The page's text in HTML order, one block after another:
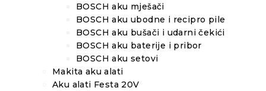
BOSCH aku mješači
BOSCH aku ubodne i recipro pile
BOSCH aku bušači i udarni čekići
BOSCH aku baterije i pribor
BOSCH aku setovi
Makita aku alati
Aku alati Festa 20V